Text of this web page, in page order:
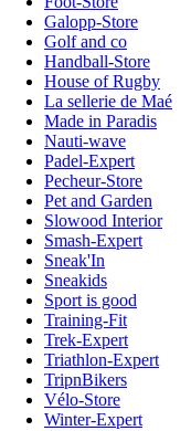
Galopp-Store
Golf and co
Handball-Store
House of Rugby
La sellerie de Maé
Made in Paradis
Nauti-wave
Padel-Expert
Pecheur-Store
Pet and Garden
Slowood Interior
Smash-Expert
Sneak'In
Sneakids
Sport is good
Training-Fit
Trek-Expert
Triathlon-Expert
TripnBikers
Vélo-Store
Winter-Expert